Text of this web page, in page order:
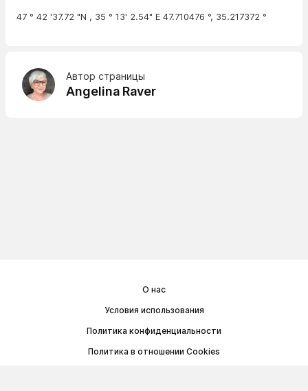
47 ° 42 '37.72 "N , 35 ° 13' 2.54" E 47.710476 °, 35.217372 °
Автор страницы
Angelina Raver
О нас
Условия использования
Политика конфиденциальности
Политика в отношении Cookies